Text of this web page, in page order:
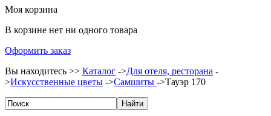
Моя корзина
В корзине нет ни одного товара
Оформить заказ
Вы находитесь >> Каталог ->Для отеля, ресторана -
>Искусственные цветы ->Самшиты ->Тауэр 170